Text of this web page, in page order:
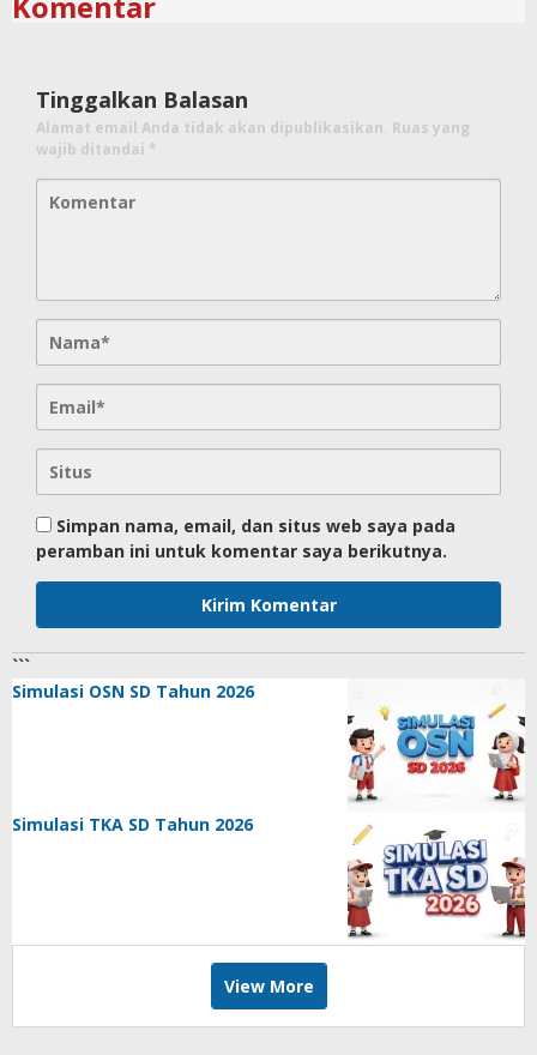
Tinggalkan Balasan
Alamat email Anda tidak akan dipublikasikan. Ruas yang
wajib ditandai *
Simpan nama, email, dan situs web saya pada
peramban ini untuk komentar saya berikutnya.
```
Simulasi OSN SD Tahun 2026
Simulasi TKA SD Tahun 2026
View More